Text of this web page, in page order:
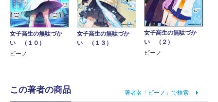
女子高生の無駄づか
い （１０）
ビーノ
女子高生の無駄づか
い （１３）
女子高生の無駄づか
い （２）
ビーノ
この著者の商品 著者名「ビーノ」で検索